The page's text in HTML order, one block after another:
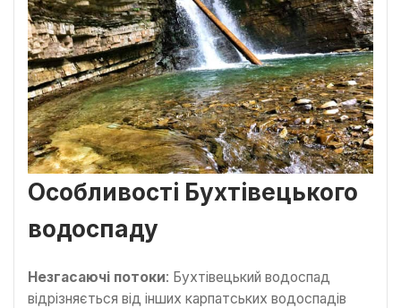
Особливості Бухтівецького
водоспаду
Незгасаючі потоки: Бухтівецький водоспад
відрізняється від інших карпатських водоспадів